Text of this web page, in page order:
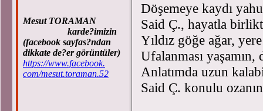
Mesut TORAMAN
karde?imizin
(facebook sayfas?ndan
dikkate de?er görüntüler)
https://www.facebook.
com/mesut.toraman.52
Döşemeye kaydı
Said Ç., hayatla
Yıldız göğe ağar,
Ufalanması
Anlatımda uzun
Said Ç. konulu